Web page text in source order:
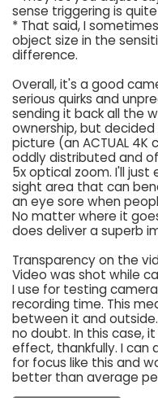
sense triggering is
* That said, I
object size in the
difference.
Overall, it's a good
serious quirks and
sending it back all the
ownership, but
picture (an ACTUAL
oddly distributed and
5x optical zoom. I'll
sight area that can
an eye sore when
No matter where it
does deliver a superb
Transparency on the
Video was shot while
I use for testing
recording time. This
between it and
no doubt. In this case,
effect, thankfully. I can
for focus like this and
better than average